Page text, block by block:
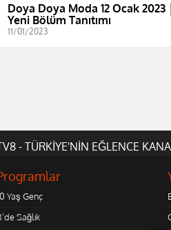
Doya Doya Moda 12 Ocak 2023 │
Yeni Bölüm Tanıtımı
11/01/2023
- TÜRKİYE'NİN EĞLENCE
Yaş Genç
Sağlık